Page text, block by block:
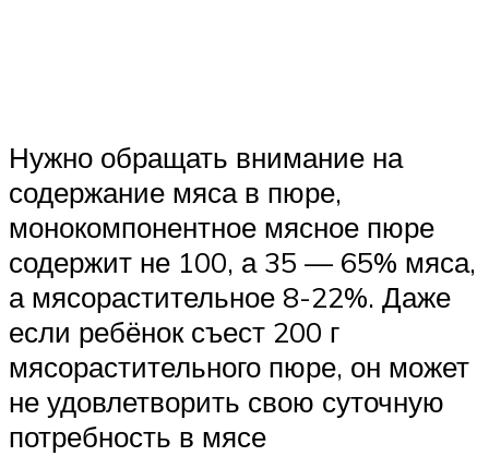
Нужно обращать внимание на
содержание мяса в пюре,
монокомпонентное мясное пюре
содержит не 100, а 35 — 65% мяса,
а мясорастительное 8-22%. Даже
если ребёнок съест 200 г
мясорастительного пюре, он может
не удовлетворить свою суточную
потребность в мясе